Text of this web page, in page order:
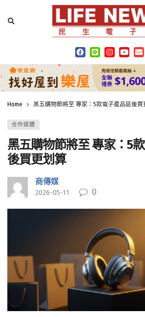
Home 黑五購物節將至 專家：5款電子產品延後買
合作媒體
黑五購物節將至 專家：5
後買更划算
商傳媒
2026-05-11 0